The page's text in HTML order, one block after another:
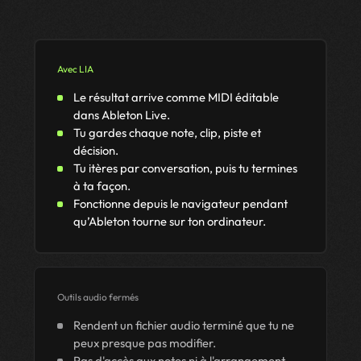
Avec LIA
Le résultat arrive comme MIDI éditable
dans Ableton Live.
Tu gardes chaque note, clip, piste et
décision.
Tu itères par conversation, puis tu termines
à ta façon.
Fonctionne depuis le navigateur pendant
qu’Ableton tourne sur ton ordinateur.
Outils audio fermés
Rendent un fichier audio terminé que tu ne
peux presque pas modifier.